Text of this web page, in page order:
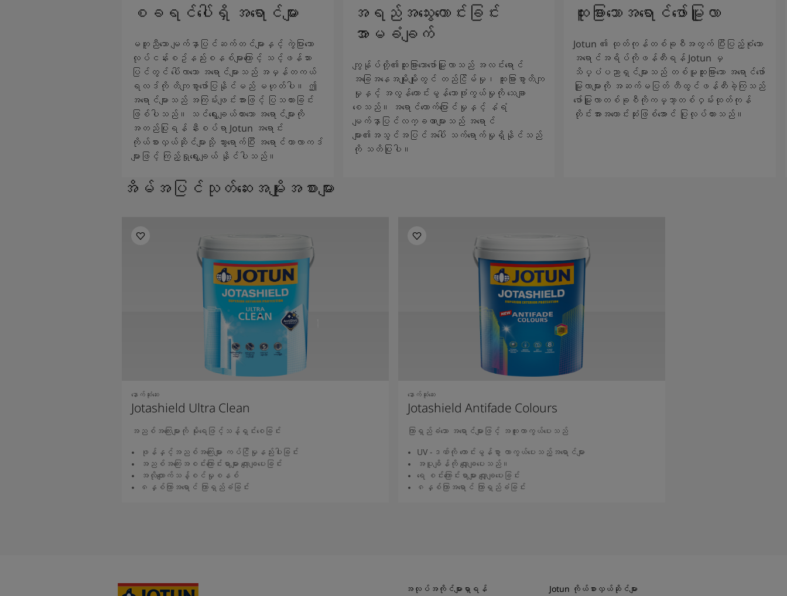
စခရင်ပေါ်ရှိ အရောင်များ
မတူညီသော မျက်နှာပြင်ဆက်တင်များနှင့် ကွဲပြားသော
လုပ်ငန်းစဥ်နည်းစနစ်များကြောင့် သင့်ဖန်သား
ပြင်တွင် ပေါ်လာသော အရောင်များသည် အမှန်တကယ်
ရလဒ်ကို တိကျစွာဖော်ပြနိုင်မည် မဟုတ်ပါ။ ဤ
အရောင်များသည် အကြမ်းဖျင်းအားဖြင့် ပြသထားခြင်း
ဖြစ်ပါသည်။ သင်ရွေးချယ်ထားသော အရောင်များကို
အတည်ပြုရန် နီးစပ်ရာ Jotun အရောင်း
ကိုယ်စားလှယ်ဆိုင်များသို့ သွားရောက်ပြီး အရောင်ကာလာကဒ်
များဖြင့် ကြည့်ရှုရွေးချယ် နိုင်ပါသည်။
အရည်အသွေးကောင်းခြင်း
အာမခံချက်
ကျွန်ုပ်တို့၏ထူးခြားသောဖော်မြူလာသည် အလင်းရောင်
အခြေအနေအမျိုးမျိုးတွင် တည်ငြိမ်မှု၊ ထူးခြားစွာတိကျ
မှုနှင့် အလွန်ကောင်းမွန်သောဖုံးကွယ်မှုကို သေချာ
စေသည်။ အရောင်တောက်ပြောင်မှုနှင့် နံရံ
မျက်နှာပြင်လက္ခဏာများသည် အရောင်
များ၏အသွင်အပြင်အပေါ် သက်ရောက်မှုရှိနိုင်သည်
ကို သတိပြုပါ။
ထူးခြားသောအရောင်ဖော်မြူလာ
Jotun ၏ ထုတ်ကုန်တစ်ခုစီအတွက် ပြီးပြည့်စုံသော
အရောင်အရိပ်ကိုဖန်တီးရန် Jotun မှ
သိပ္ပံပညာရှင်များသည် တစ်မူထူးခြားသော အရောင်ဖော်
မြူလာများကို အဆက်မပြတ် တီထွင်ဖန်တီးခဲ့ကြသည်
ဖော်မြူလာတစ်ခုစီကိုကမ္ဘာ့တစ်ဝှမ်းထုတ်ကုန်
တိုင်းအားအကောင်းဆုံးဖြစ်အောင် ပြုလုပ်ထားသည်။
အိမ်အပြင်သုတ်ဆေးအမျိုးအစားများ
နောက်ဆုံးဆေး
Jotashield Ultra Clean
အညစ်အကြေးများကို မိုးရေဖြင့်သန့်ရှင်းစေခြင်း
ဖုန်နှင့်အညစ်အကြေးများ ကပ်ငြိမှုနည်းပါးခြင်း
အညစ်အကြေးအစင်းကြောင်းရာများ လျော့ချပေးခြင်း
အလိုလျောက်သန့်စင်မှုစနစ်
၈နှစ်ကြာအရောင် ကြာရှည်ခံခြင်း
နောက်ဆုံးဆေး
Jotashield Antifade Colours
ကြာရှည်ခံသော အရောင်များဖြင့် အထူးကာကွယ်ပေးသည်
UV -ဒဏ်ကို ကောင်းမွန်စွာ ကာကွယ်ပေးသည့်အရောင်များ
အပူချိန်ကို လျှော့ချပေးသည်။
ရေ စင်းကြောင်းရာများ လျှော့ချပေးခြင်း
၈နှစ်ကြာအရောင် ကြာရှည်ခံခြင်း
အလုပ်အကိုင်များရှာရန်
Jotun ကိုယ်စားလှယ်ဆိုင်များ